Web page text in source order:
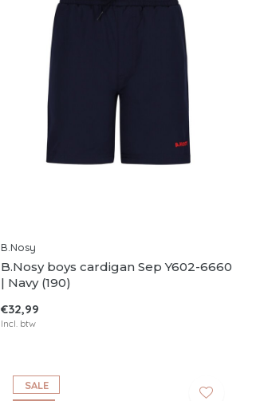
B.Nosy
B.Nosy boys cardigan Sep Y602-6660
| Navy (190)
€32,99
Incl. btw
SALE